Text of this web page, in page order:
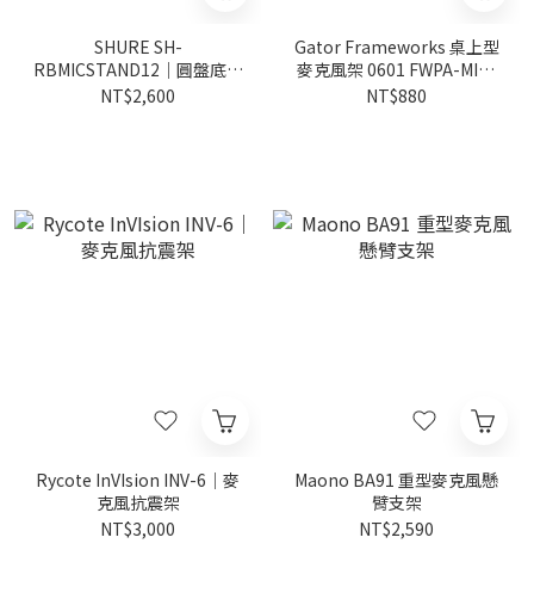
SHURE SH-
RBMICSTAND12｜圓盤底座
麥克風架
NT$2,600
Gator Frameworks 桌上型
麥克風架 0601 FWPA-MIC-
0601
NT$880
Rycote InVIsion INV-6｜麥
克風抗震架
NT$3,000
Maono BA91 重型麥克風懸
臂支架
NT$2,590